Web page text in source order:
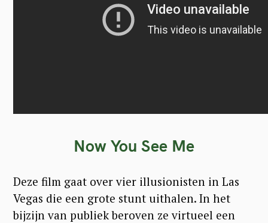
Now You See Me
Deze film gaat over vier illusionisten in Las
Vegas die een grote stunt uithalen. In het
bijzijn van publiek beroven ze virtueel een